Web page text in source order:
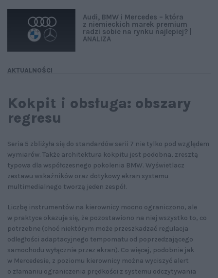
AKTUALNOŚCI
Audi, BMW i Mercedes – która
z niemieckich marek premium
radzi sobie na rynku najlepiej? |
ANALIZA
Kokpit i obsługa: obszary
regresu
Seria 5 zbliżyła się do standardów serii 7 nie tylko pod względem
wymiarów. Także architektura kokpitu jest podobna, zresztą
typowa dla współczesnego pokolenia BMW. Wyświetlacz
zestawu wskaźników oraz dotykowy ekran systemu
multimedialnego tworzą jeden zespół.
Liczbę instrumentów na kierownicy mocno ograniczono, ale
w praktyce okazuje się, że pozostawiono na niej wszystko to, co
potrzebne (choć niektórym może przeszkadzać regulacja
odległości adaptacyjnego tempomatu od poprzedzającego
samochodu wyłącznie przez ekran). Co więcej, podobnie jak
w Mercedesie, z poziomu kierownicy można wyciszyć alert
o złamaniu ograniczenia prędkości z systemu odczytywania